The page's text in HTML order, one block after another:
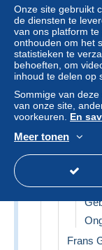
Frankrijk
A.O.F.
Annam
Frans
Onze site gebruikt
de diensten te
van ons platform
onthouden om het
statistieken te
behoeften, om
inhoud te delen op
Sommige van
van onze site,
voorkeuren. En
Meer tonen